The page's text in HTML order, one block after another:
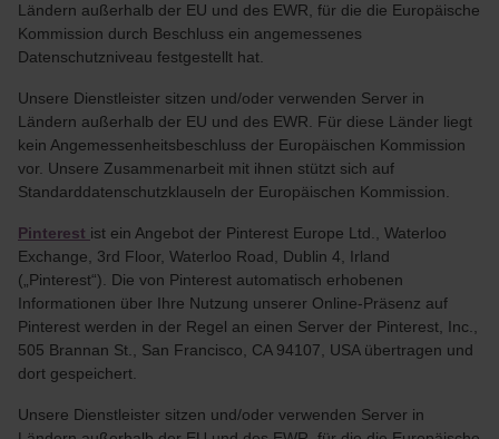
Ländern außerhalb der EU und des EWR, für die die Europäische
Kommission durch Beschluss ein angemessenes
Datenschutzniveau festgestellt hat.
Unsere Dienstleister sitzen und/oder verwenden Server in
Ländern außerhalb der EU und des EWR. Für diese Länder liegt
kein Angemessenheitsbeschluss der Europäischen Kommission
vor. Unsere Zusammenarbeit mit ihnen stützt sich auf
Standarddatenschutzklauseln der Europäischen Kommission.
Pinterest ist ein Angebot der Pinterest Europe Ltd., Waterloo
Exchange, 3rd Floor, Waterloo Road, Dublin 4, Irland
(„Pinterest“). Die von Pinterest automatisch erhobenen
Informationen über Ihre Nutzung unserer Online-Präsenz auf
Pinterest werden in der Regel an einen Server der Pinterest, Inc.,
505 Brannan St., San Francisco, CA 94107, USA übertragen und
dort gespeichert.
Unsere Dienstleister sitzen und/oder verwenden Server in